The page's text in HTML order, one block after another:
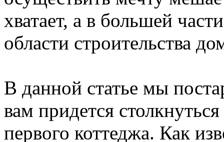
хватает, а в большей
области строительства
В данной статье мы
вам придется
первого коттеджа. Как